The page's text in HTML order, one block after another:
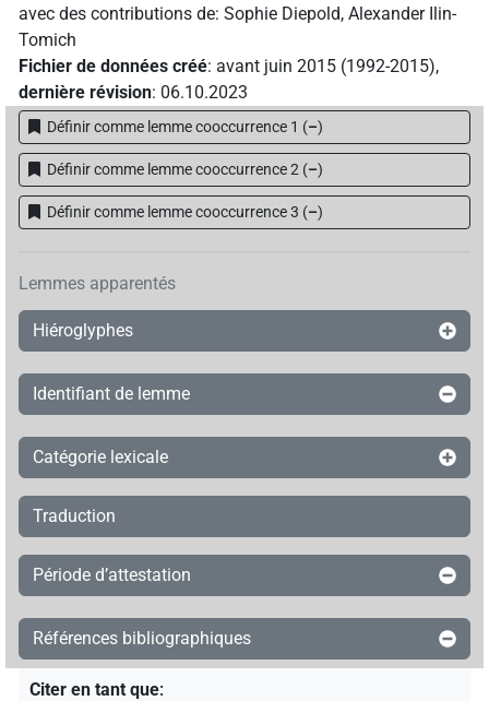
avec des contributions de: Sophie Diepold, Alexander Ilin-
Tomich
Fichier de données créé: avant juin 2015 (1992-2015),
dernière révision: 06.10.2023
Définir comme lemme cooccurrence 1 (–)
Définir comme lemme cooccurrence 2 (–)
Définir comme lemme cooccurrence 3 (–)
Lemmes apparentés
Hiéroglyphes
Identifiant de lemme
Catégorie lexicale
Traduction
Période d’attestation
Références bibliographiques
Citer en tant que: